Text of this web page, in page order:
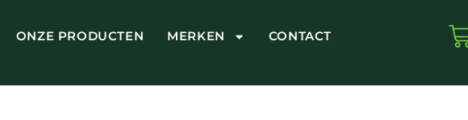
ONZE PRODUCTEN MERKEN CONTACT